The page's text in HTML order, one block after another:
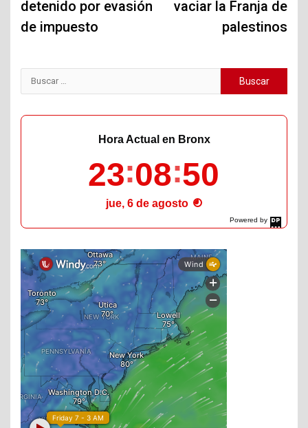
detenido por evasión
de impuesto
vaciar la Franja de
palestinos
Buscar:
Powered by
DaysPedia.com
Hora Actual en Bronx
23 08 51
jue, 6 de agosto